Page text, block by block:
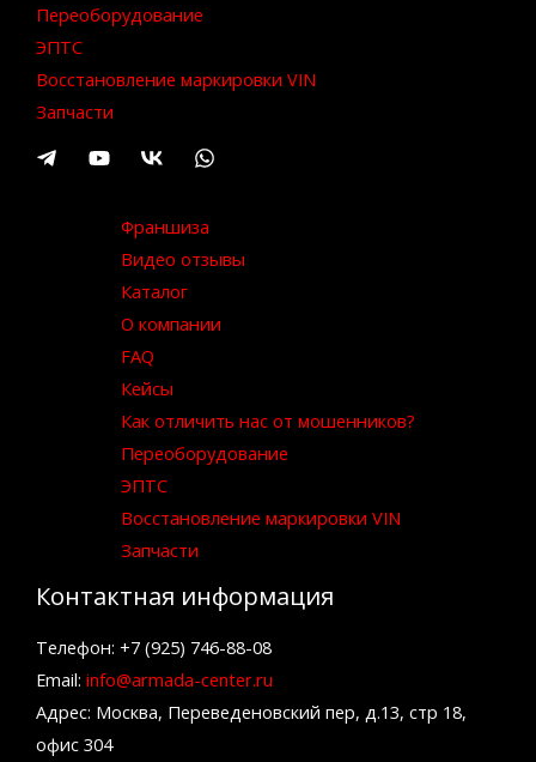
Переоборудование
ЭПТС
Восстановление маркировки VIN
Запчасти
Франшиза
Видео отзывы
Каталог
О компании
FAQ
Кейсы
Как отличить нас от мошенников?
Переоборудование
ЭПТС
Восстановление маркировки VIN
Запчасти
Контактная информация
Телефон: +7 (925) 746-88-08
Email: info@armada-center.ru
Адрес: Москва, Переведеновский пер, д.13, стр 18,
офис 304